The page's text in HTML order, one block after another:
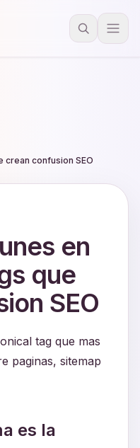
crean confusion SEO
en
que
SEO
tag que mas
paginas, sitemap
es la